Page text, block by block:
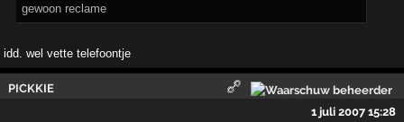
gewoon reclame
idd. wel vette telefoontje
PICKKIE
1 juli 2007 15:28